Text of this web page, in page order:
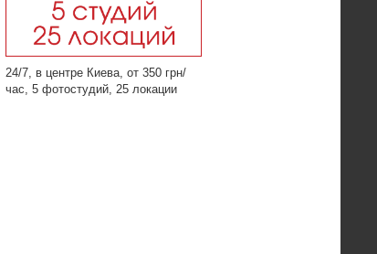
24/7, в центре Киева, от 350 грн/
час, 5 фотостудий, 25 локации